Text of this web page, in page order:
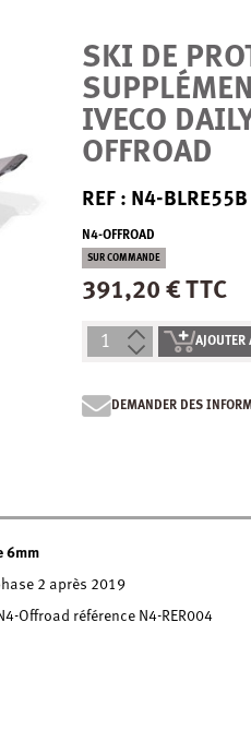
SKI DE
IVECO
OFFROAD
REF : N4-BLRE55B
N4-OFFROAD
SUR COMMANDE
391,20 € TTC
AJOUTER
DEMANDER DES
6mm
2 après 2019
Offroad référence N4-RER004